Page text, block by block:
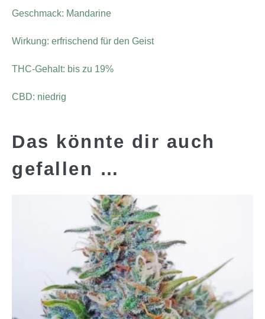
Geschmack: Mandarine
Wirkung: erfrischend für den Geist
THC-Gehalt: bis zu 19%
CBD: niedrig
Das könnte dir auch
gefallen …